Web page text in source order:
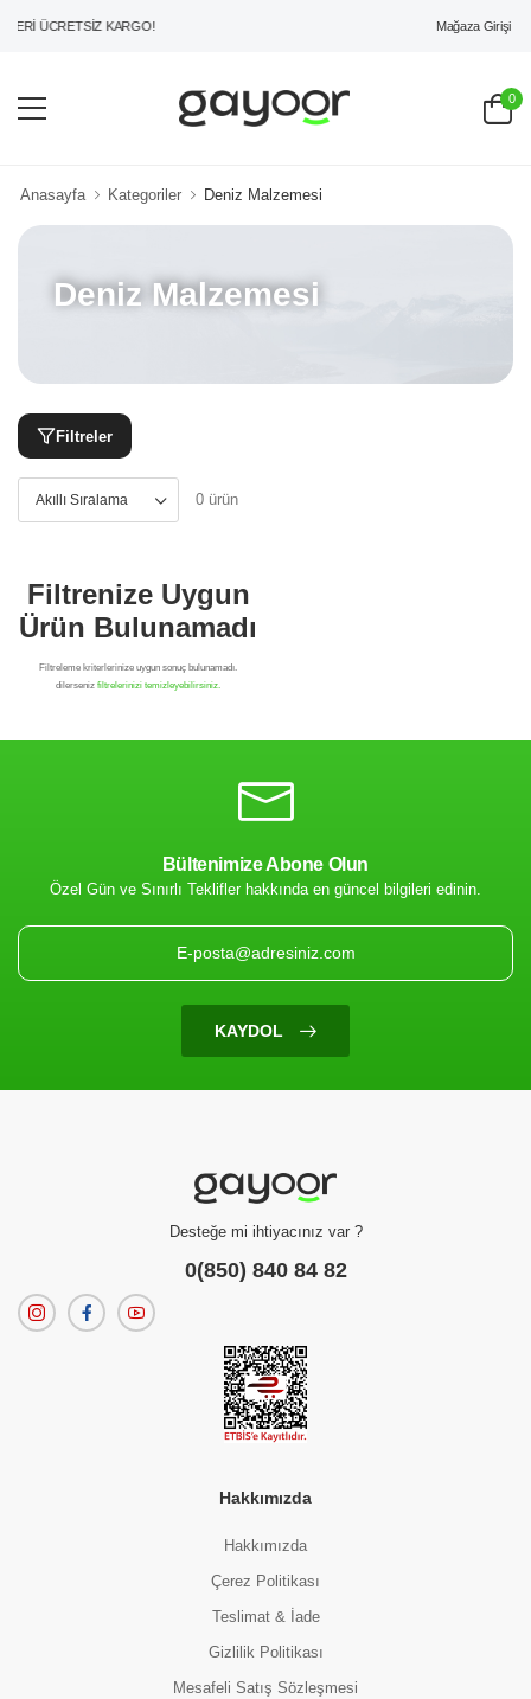
ÜCRETSİZ KARGO! Mağaza Girişi
0
Anasayfa Kategoriler Deniz Malzemesi
Deniz Malzemesi
Filtreler
0 ürün
Filtrenize Uygun
Ürün Bulunamadı
Bültenimize Abone Olun
Özel Gün ve Sınırlı Teklifler hakkında en güncel bilgileri edinin.
KAYDOL
Desteğe mi ihtiyacınız var ?
0(850) 840 84 82
Hakkımızda
Hakkımızda
Çerez Politikası
Teslimat & İade
Gizlilik Politikası
Mesafeli Satış Sözleşmesi